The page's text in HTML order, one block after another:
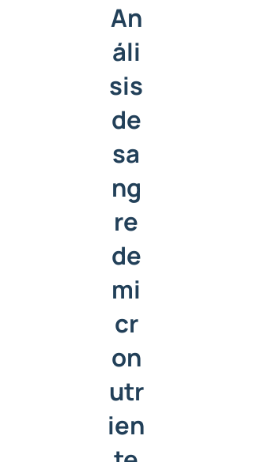
An
áli
sis
de
sa
ng
re
de
mi
cr
on
utr
ien